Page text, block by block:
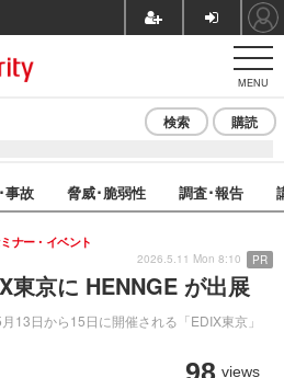
MENU
検索 購読
事故 脅威･脆弱性 調査･報告
東京に HENNGE が出展
13日から15日に開催される「EDIX東京」
ナー・イベント
98 views
2026.5.11 Mon 8:10 PR